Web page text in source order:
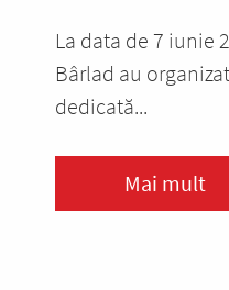
La data de 7 iunie
Bârlad au
dedicată...
Mai mult